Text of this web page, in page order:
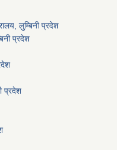
लुम्बिनी प्रदेश
प्रदेश
प्रदेश